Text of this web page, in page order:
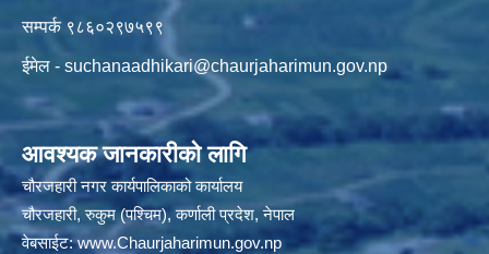
सम्पर्क ९८६०२९७५९९
ईमेल - suchanaadhikari@chaurjaharimun.gov.np
आवश्यक जानकारीको लागि
चौरजहारी नगर कार्यपालिकाको कार्यालय
चौरजहारी, रुकुम (पश्चिम), कर्णाली प्रदेश, नेपाल
वेबसाईट:www.Chaurjaharimun.gov.np